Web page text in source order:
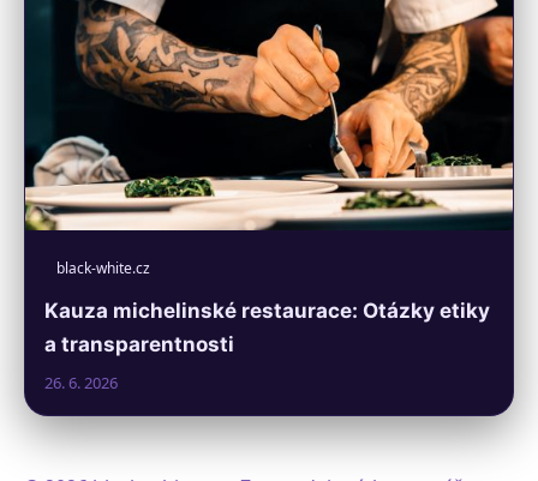
black-white.cz
Kauza michelinské restaurace: Otázky etiky
a transparentnosti
26. 6. 2026